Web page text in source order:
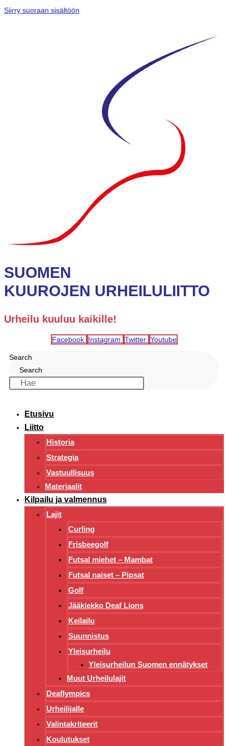
Siirry suoraan sisältöön
SUOMEN
KUUROJEN URHEILULIITTO
Urheilu kuuluu kaikille!
Facebook Instagram Twitter Youtube
Search
Search
Etusivu
Liitto
Historia
Strategia
Vastuullisuus
Materiaalit
Kilpailu ja valmennus
Lajit
Curling
Frisbeegolf
Futsal miehet – Mambat
Futsal naiset – Pipsat
Golf
Jääkiekko Deaf Lions
Keilailu
Suunnistus
Yleisurheilu
Yleisurheilun Suomen ennätykset
Muut Urheilulajit
Deaflympics
Urheilijalle
Valintakriteerit
Koulutukset